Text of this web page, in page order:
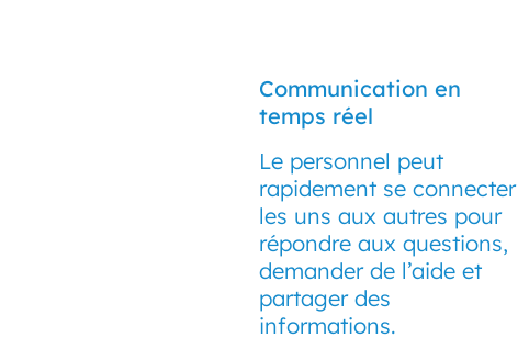
Communication en
temps réel
Le personnel peut
rapidement se connecter
les uns aux autres pour
répondre aux questions,
demander de l’aide et
partager des
informations.